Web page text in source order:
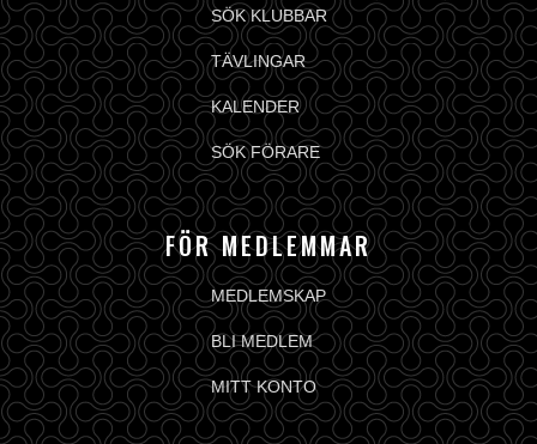
SÖK KLUBBAR
TÄVLINGAR
KALENDER
SÖK FÖRARE
FÖR MEDLEMMAR
MEDLEMSKAP
BLI MEDLEM
MITT KONTO